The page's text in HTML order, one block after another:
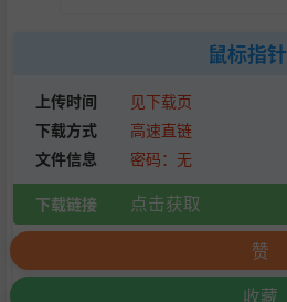
鼠标指针
上传时间
见下载页
下载方式
高速直链
文件信息
密码：无
下载链接
点击获取
赞
收藏